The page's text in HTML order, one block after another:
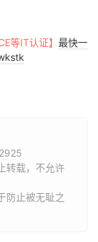
等IT认证】 最快一
转载，不允许
防止被无耻之